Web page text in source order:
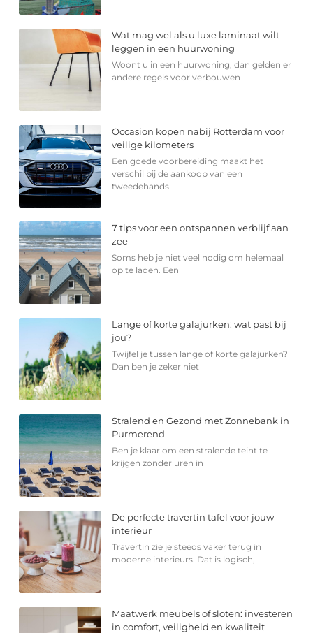
Wat mag wel als u luxe laminaat wilt
leggen in een huurwoning
Woont u in een huurwoning, dan gelden er
andere regels voor verbouwen
Occasion kopen nabij Rotterdam voor
veilige kilometers
Een goede voorbereiding maakt het
verschil bij de aankoop van een
tweedehands
7 tips voor een ontspannen verblijf aan
zee
Soms heb je niet veel nodig om helemaal
op te laden. Een
Lange of korte galajurken: wat past bij
jou?
Twijfel je tussen lange of korte galajurken?
Dan ben je zeker niet
Stralend en Gezond met Zonnebank in
Purmerend
Ben je klaar om een stralende teint te
krijgen zonder uren in
De perfecte travertin tafel voor jouw
interieur
Travertin zie je steeds vaker terug in
moderne interieurs. Dat is logisch,
Maatwerk meubels of sloten: investeren
in comfort, veiligheid en kwaliteit